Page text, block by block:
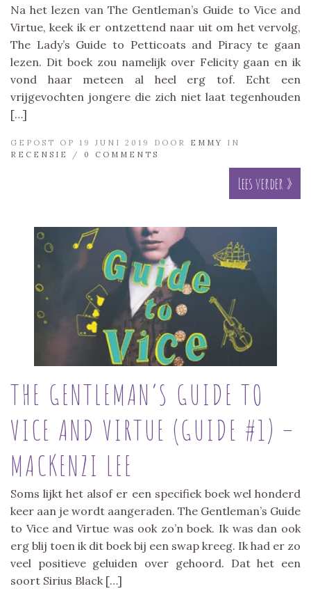
Na het lezen van The Gentleman’s Guide to Vice and
Virtue, keek ik er ontzettend naar uit om het vervolg,
The Lady’s Guide to Petticoats and Piracy te gaan
lezen. Dit boek zou namelijk over Felicity gaan en ik
vond haar meteen al heel erg tof. Echt een
vrijgevochten jongere die zich niet laat tegenhouden
[…]
GEPOST OP 19 JUNI 2019 DOOR EMMY
IN
RECENSIE
/ 0 COMMENTS
Lees verder »
THE GENTLEMAN’S GUIDE TO
VICE AND VIRTUE (GUIDE #1) –
MACKENZI LEE
Soms lijkt het alsof er een specifiek boek wel honderd
keer aan je wordt aangeraden. The Gentleman’s Guide
to Vice and Virtue was ook zo’n boek. Ik was dan ook
erg blij toen ik dit boek bij een swap kreeg. Ik had er zo
veel positieve geluiden over gehoord. Dat het een
soort Sirius Black […]